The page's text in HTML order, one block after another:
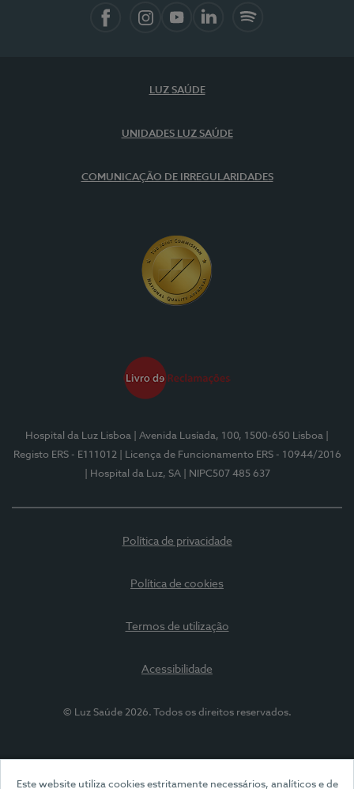
Este website utiliza cookies estritamente necessários, analíticos e de
LUZ SAÚDE
UNIDADES LUZ SAÚDE
COMUNICAÇÃO DE IRREGULARIDADES
Hospital da Luz Lisboa | Avenida Lusíada, 100, 1500-650 Lisboa
Registo ERS - E111012
| Licença de Funcionamento ERS - 10944/2016
| Hospital da Luz, SA
| NIPC507 485 637
Política de privacidade
Política de cookies
Termos de utilização
Acessibilidade
© Luz Saúde 2026. Todos os direitos reservados.